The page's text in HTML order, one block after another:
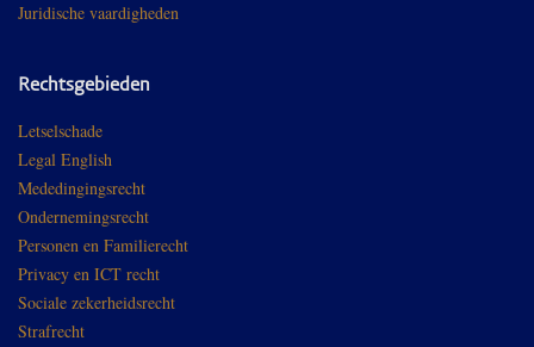
Juridische vaardigheden
Rechtsgebieden
Letselschade
Legal English
Mededingingsrecht
Ondernemingsrecht
Personen en Familierecht
Privacy en ICT recht
Sociale zekerheidsrecht
Strafrecht